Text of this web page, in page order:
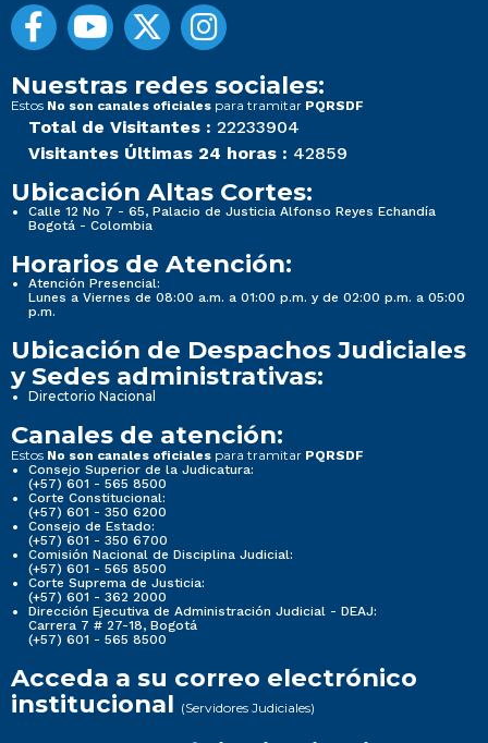
Nuestras redes sociales:
Estos No son canales oficiales para tramitar PQRSDF
Total de Visitantes : 22233904
Visitantes Últimas 24 horas : 42859
Ubicación Altas Cortes:
Calle 12 No 7 - 65, Palacio de Justicia Alfonso Reyes Echandía
Bogotá - Colombia
Horarios de Atención:
Atención Presencial:
Lunes a Viernes de 08:00 a.m. a 01:00 p.m. y de 02:00 p.m. a 05:00
p.m.
Ubicación de Despachos Judiciales
y Sedes administrativas:
Directorio Nacional
Canales de atención:
Estos No son canales oficiales para tramitar PQRSDF
Consejo Superior de la Judicatura:
(+57) 601 - 565 8500
Corte Constitucional:
(+57) 601 - 350 6200
Consejo de Estado:
(+57) 601 - 350 6700
Comisión Nacional de Disciplina Judicial:
(+57) 601 - 565 8500
Corte Suprema de Justicia:
(+57) 601 - 362 2000
Dirección Ejecutiva de Administración Judicial - DEAJ:
Carrera 7 # 27-18, Bogotá
(+57) 601 - 565 8500
Acceda a su correo electrónico
institucional (Servidores Judiciales)